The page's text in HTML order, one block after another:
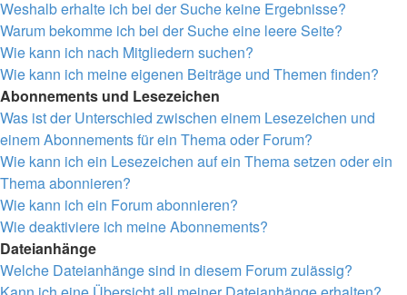
Weshalb erhalte ich bei der Suche keine Ergebnisse?
Warum bekomme ich bei der Suche eine leere Seite?
Wie kann ich nach Mitgliedern suchen?
Wie kann ich meine eigenen Beiträge und Themen finden?
Abonnements und Lesezeichen
Was ist der Unterschied zwischen einem Lesezeichen und
einem Abonnements für ein Thema oder Forum?
Wie kann ich ein Lesezeichen auf ein Thema setzen oder ein
Thema abonnieren?
Wie kann ich ein Forum abonnieren?
Wie deaktiviere ich meine Abonnements?
Dateianhänge
Welche Dateianhänge sind in diesem Forum zulässig?